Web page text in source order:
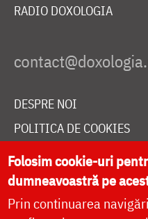
RADIO DOXOLOGIA
DESPRE NOI
POLITICA DE COOKIES
DONEAZĂ ONLINE
LIVE
Folosim cookie-uri
dumneavoastră pe
Prin continuarea